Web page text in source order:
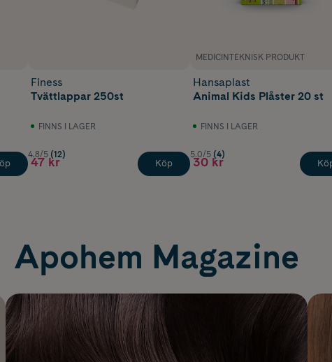
Finess
Tvättlappar 250st
FINNS I LAGER
4.8/5 (12)
47 kr Köp
MEDICINTEKNISK PRODUKT
Hansaplast
Animal Kids Plåster 20 st
FINNS I LAGER
5.0/5 (4)
30 kr
Apohem Magazine